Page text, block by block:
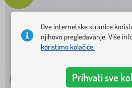
Ove internetske stranice
njihovo pregledavanje. Više
koristimo kolačiće.
Prihvati sve